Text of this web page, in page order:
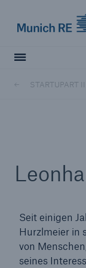
STARTUPART II
Seit einigen
Hurzlmeier in
von
seines